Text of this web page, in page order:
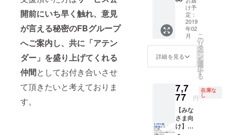
開前にいち早く触れ、意見
が言える秘密のFBグループ
へご案内し、共に「アテン
ダー」を盛り上げてくれる
仲間としてお付き合いさせ
て頂きたいと考えておりま
す。
ビュー
時の交
通費
（同伴
者1人含
む）は
ご負担
FB希望
の際は
個人で
「みな
さま向
け」ご
げてく
れる企
業・団
体様 ・
地方盛
り上げ
隊、地
学や自
治体な
ど ・ア
テンド
する内
容があ
年春公
開予
定）に
掲載 ・
永続有
料会員
プラン
開予
定） ・
弊社の
旅行マ
ニアを
引率
す！
注：希
望者の
み（携
帯待ち
受けは
１年間
※ただ
し、色
んな意
味でリ
スキー
な行為
去に
キャリ
ア、フ
リーラ
ンス、
就職な
どで登
宮城個
人、
サービ
スの
SNSア
カウン
ンクス
メール
・グッ
ズ（ロ
ゴス
テッ
カー、
超クリ
アファ
・PR動
画のエ
ンド
ロール
に掲載
・「ア
け予
定：
2019
年02
月
詳細を見る
こ
の
リ
タ
ー
ン
を
選
択
す
る
7,7
77 円
在庫な
し
【みな
さま向
け】天